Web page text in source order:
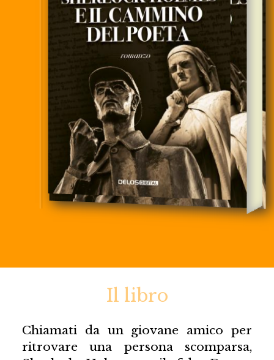
Il libro
Chiamati da un giovane amico per
ritrovare una persona scomparsa,